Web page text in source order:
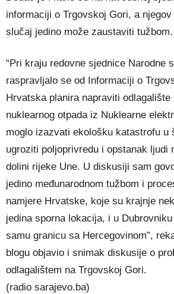
informaciji o Trgovskoj Gori, a
slučaj jedino može zaustaviti tužbom.
“Pri kraju redovne sjednice Narodne
raspravljalo se od Informaciji o
Hrvatska planira napraviti
nuklearnog otpada iz Nuklearne
moglo izazvati ekološku katastrofu u
ugroziti poljoprivredu i opstanak ljudi
dolini rijeke Une. U diskusiji sam
jedino međunarodnom tužbom i
namjere Hrvatske, koje su krajnje
jedina sporna lokacija, i u
samu granicu sa Hercegovinom”,
blogu objavio i snimak diskusije o
odlagalištem na Trgovskoj Gori.
(radio sarajevo.ba)